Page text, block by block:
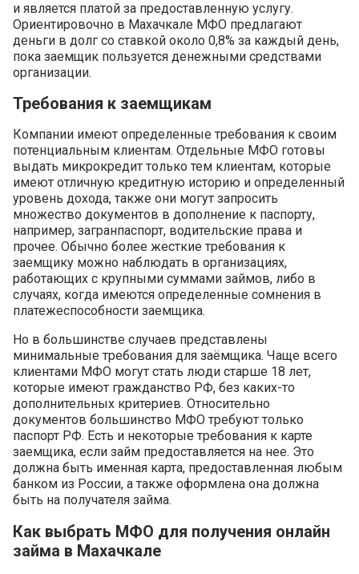
и является платой за предоставленную услугу.
Ориентировочно в Махачкале МФО предлагают
деньги в долг со ставкой около 0,8% за каждый день,
пока заемщик пользуется денежными средствами
организации.
Требования к заемщикам
Компании имеют определенные требования к своим
потенциальным клиентам. Отдельные МФО готовы
выдать микрокредит только тем клиентам, которые
имеют отличную кредитную историю и определенный
уровень дохода, также они могут запросить
множество документов в дополнение к паспорту,
например, загранпаспорт, водительские права и
прочее. Обычно более жесткие требования к
заемщику можно наблюдать в организациях,
работающих с крупными суммами займов, либо в
случаях, когда имеются определенные сомнения в
платежеспособности заемщика.
Но в большинстве случаев представлены
минимальные требования для заёмщика. Чаще всего
клиентами МФО могут стать люди старше 18 лет,
которые имеют гражданство РФ, без каких-то
дополнительных критериев. Относительно
документов большинство МФО требуют только
паспорт РФ. Есть и некоторые требования к карте
заемщика, если займ предоставляется на нее. Это
должна быть именная карта, предоставленная любым
банком из России, а также оформлена она должна
быть на получателя займа.
Как выбрать МФО для получения онлайн
займа в Махачкале